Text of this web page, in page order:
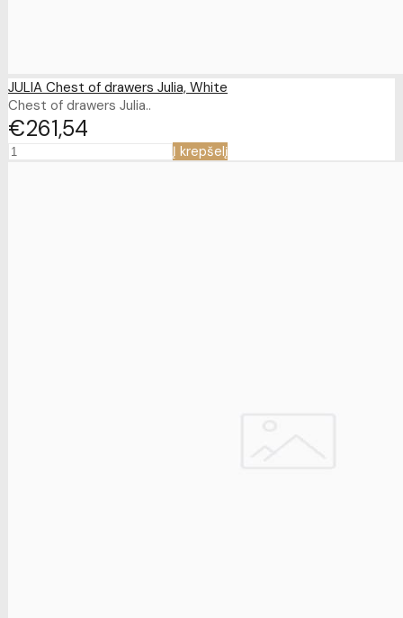
JULIA Chest of drawers Julia, White
Chest of drawers Julia..
€261 54
Į krepšelį